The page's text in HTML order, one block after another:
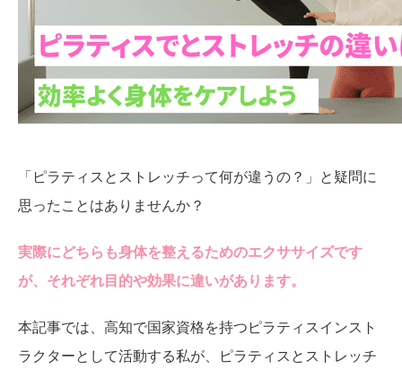
「ピラティスとストレッチって何が違うの？」と疑問に
思ったことはありませんか？
実際にどちらも身体を整えるためのエクササイズです
が、それぞれ目的や効果に違いがあります。
本記事では、高知で国家資格を持つピラティスインスト
ラクターとして活動する私が、ピラティスとストレッチ